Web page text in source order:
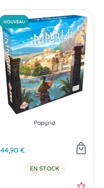
Papyria
44,90 €
EN STOCK